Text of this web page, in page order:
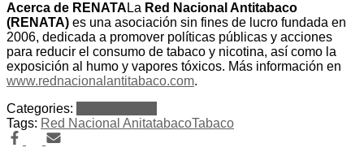
Acerca de RENATA La Red Nacional Antitabaco
(RENATA) es una asociación sin fines de lucro fundada en
2006, dedicada a promover políticas públicas y acciones
para reducir el consumo de tabaco y nicotina, así como la
exposición al humo y vapores tóxicos. Más información en
www.rednacionalantitabaco.com.
Categories:
Tags: Red Nacional AnitatabacoTabaco